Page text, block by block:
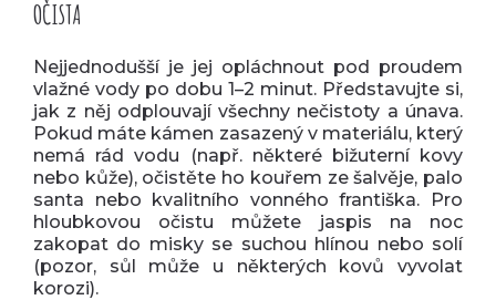
OČISTA
Nejjednodušší je jej opláchnout pod proudem
vlažné vody po dobu 1–2 minut. Představujte si,
jak z něj odplouvají všechny nečistoty a únava.
Pokud máte kámen zasazený v materiálu, který
nemá rád vodu (např. některé bižuterní kovy
nebo kůže), očistěte ho kouřem ze šalvěje, palo
santa nebo kvalitního vonného františka. Pro
hloubkovou očistu můžete jaspis na noc
zakopat do misky se suchou hlínou nebo solí
(pozor, sůl může u některých kovů vyvolat
korozi).